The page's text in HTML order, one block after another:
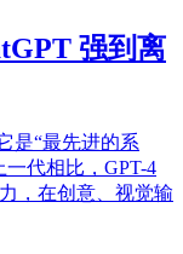
强到离
是“最先进的系
代相比，GPT-4
，在创意、视觉输